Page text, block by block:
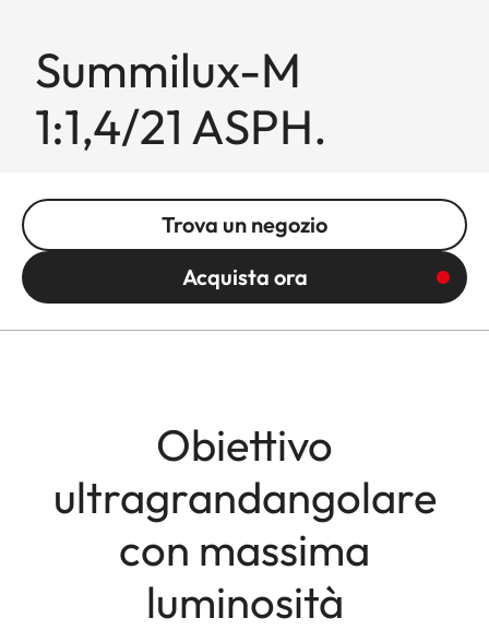
Summilux-M
1:1,4/21 ASPH.
Trova un negozio
Acquista ora
Obiettivo
ultragrandangolare
con massima
luminosità